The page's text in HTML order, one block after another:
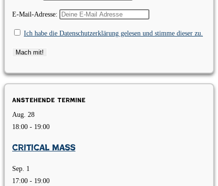
E-Mail-Adresse:
Ich habe die Datenschutzerklärung gelesen und stimme dieser zu.
Anstehende Termine
Aug. 28
18:00 - 19:00
Critical Mass
Sep. 1
17:00 - 19:00